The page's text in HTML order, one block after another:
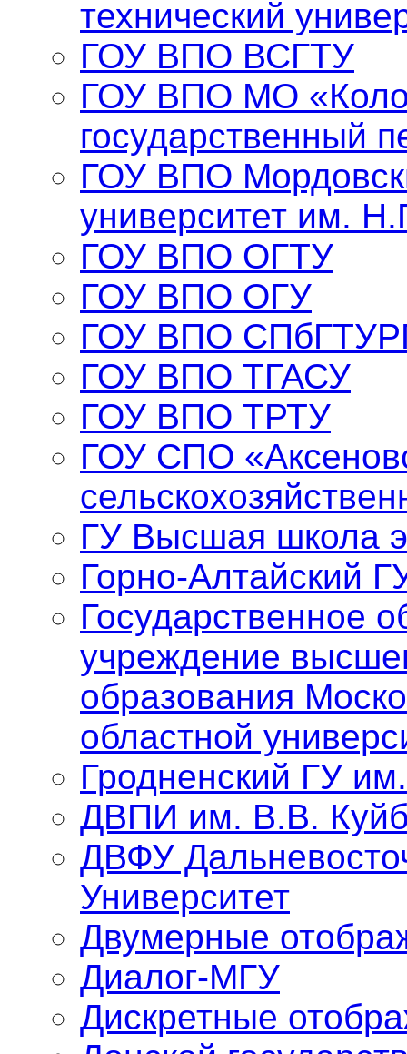
технический
ГОУ ВПО ВСГТУ
ГОУ ВПО МО
государственный
ГОУ ВПО
университет им.
ГОУ ВПО ОГТУ
ГОУ ВПО ОГУ
ГОУ ВПО
ГОУ ВПО ТГАСУ
ГОУ ВПО ТРТУ
ГОУ СПО
ГУ Высшая школа
Горно-Алтайский
Государственное
учреждение
образования
областной
Гродненский ГУ
ДВПИ им. В.В.
ДВФУ
Университет
Двумерные
Диалог-МГУ
Дискретные